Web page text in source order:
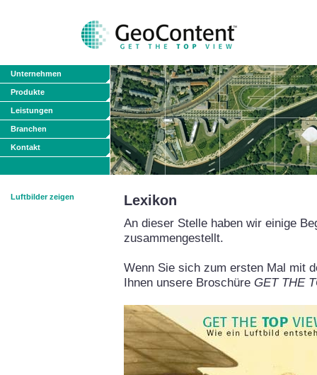
Unternehmen
Produkte
Leistungen
Branchen
Kontakt
Luftbilder zeigen Lexikon
An dieser Stelle haben wir einige
zusammengestellt.
Wenn Sie sich zum ersten Mal mit
Ihnen unsere Broschüre GET THE